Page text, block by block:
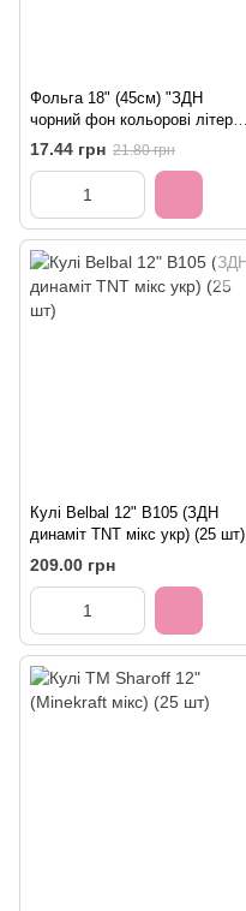
Фольга 18" (45см) "ЗДН
чорний фон кольорові літери"
(Китай)
17.44 грн 21.80 грн
Кулі Belbal 12" B105 (ЗДН
динаміт TNT мікс укр) (25 шт)
209.00 грн